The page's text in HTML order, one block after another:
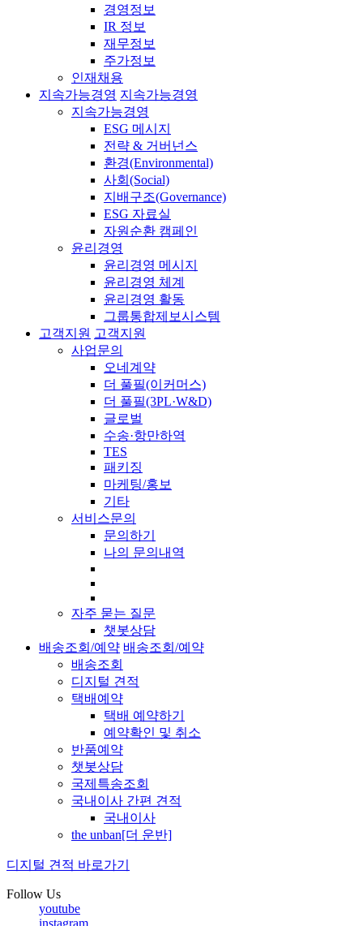
경영정보
IR 정보
재무정보
주가정보
인재채용
지속가능경영 지속가능경영
지속가능경영
ESG 메시지
전략 & 거버넌스
환경(Environmental)
사회(Social)
지배구조(Governance)
ESG 자료실
자원순환 캠페인
윤리경영
윤리경영 메시지
윤리경영 체계
윤리경영 활동
그룹통합제보시스템
고객지원 고객지원
사업문의
오네계약
더 풀필(이커머스)
더 풀필(3PL·W&D)
글로벌
수송·항만하역
TES
패키징
마케팅/홍보
기타
서비스문의
문의하기
나의 문의내역
자주 묻는 질문
챗봇상담
배송조회/예약 배송조회/예약
배송조회
디지털 견적
택배예약
택배 예약하기
예약확인 및 취소
반품예약
챗봇상담
국제특송조회
국내이사 간편 견적
국내이사
the unban[더 운반]
디지털 견적 바로가기
Follow Us
youtube
instagram